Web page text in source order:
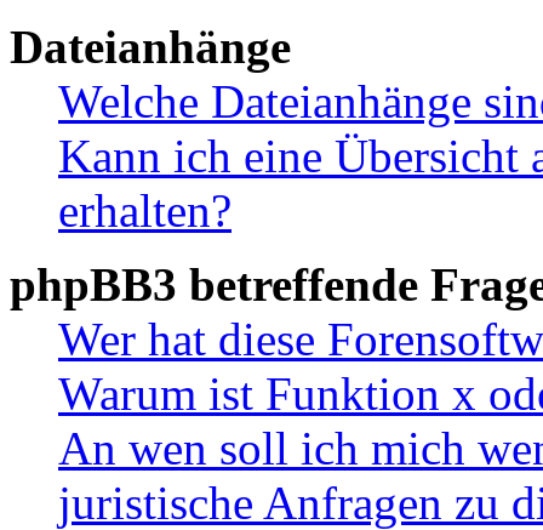
Dateianhänge
Welche Dateianhänge
Kann ich eine Übersicht
erhalten?
phpBB3 betreffende
Wer hat diese
Warum ist Funktion x
An wen soll ich mich
juristische Anfragen zu